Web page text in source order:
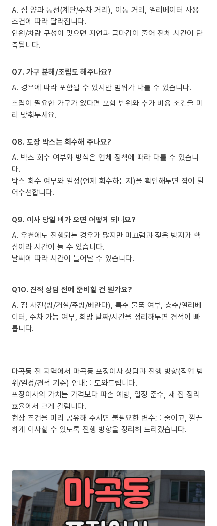
A. 짐 양과 동선(계단/주차 거리), 이동 거리, 엘리베이터 사용
조건에 따라 달라집니다.
인원/차량 구성이 맞으면 지연과 급마감이 줄어 전체 시간이 단
축됩니다.
Q7. 가구 분해/조립도 해주나요?
A. 경우에 따라 포함될 수 있지만 범위가 다를 수 있습니다.
조립이 필요한 가구가 있다면 포함 범위와 추가 비용 조건을 미
리 맞춰두세요.
Q8. 포장 박스는 회수해 주나요?
A. 박스 회수 여부와 방식은 업체 정책에 따라 다를 수 있습니
다.
박스 회수 여부와 일정(언제 회수하는지)을 확인해두면 집이 덜
어수선합니다.
Q9. 이사 당일 비가 오면 어떻게 되나요?
A. 우천에도 진행되는 경우가 많지만 미끄럼과 젖음 방지가 핵
심이라 시간이 늘 수 있습니다.
날씨에 따라 시간이 늘어날 수 있습니다.
Q10. 견적 상담 전에 준비할 건 뭔가요?
A. 짐 사진(방/거실/주방/베란다), 특수 물품 여부, 층수/엘리베
이터, 주차 가능 여부, 희망 날짜/시간을 정리해두면 견적이 빠
릅니다.
마곡동 전 지역에서 마곡동 포장이사 상담과 진행 방향(작업 범
위/일정/견적 기준) 안내를 도와드립니다.
포장이사의 가치는 가격보다 파손 예방, 일정 준수, 새 집 정리
효율에서 크게 갈립니다.
현장 조건을 미리 공유해 주시면 불필요한 변수를 줄이고, 깔끔
하게 이사할 수 있도록 진행 방향을 정리해 드리겠습니다.